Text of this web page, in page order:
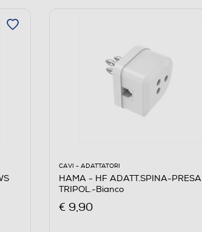
CAVI - ADATTATORI
HAMA - HF ADATT.SPINA-PRESA
TRIPOL.-Bianco
€ 9,90